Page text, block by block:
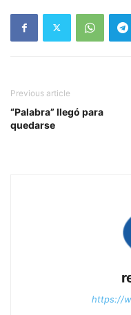
Previous article
“Palabra” llegó para
quedarse
https://